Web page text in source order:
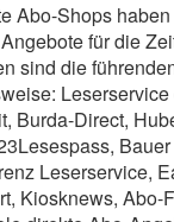
Abo-Shops
für die
sind die
Burda-Direct,
Leserservice,
Kiosknews, Abo-